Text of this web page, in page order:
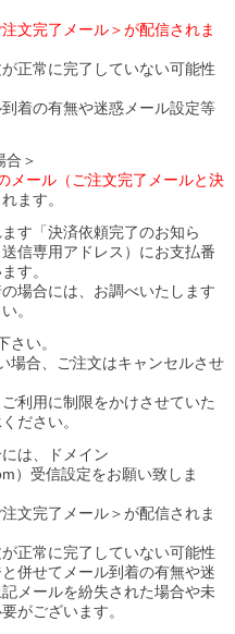
文完了メール＞が配信されま
正常に完了していない可能性
着の有無や迷惑メール設定等
合＞
メール（ご注文完了メールと決
ます。
す「決済依頼完了のお知ら
信専用アドレス）にお支払番
す。
場合には、お調べいたします
。
い。
場合、ご注文はキャンセルさせ
利用に制限をかけさせていた
ださい。
は、ドメイン
）受信設定をお願い致しま
文完了メール＞が配信されま
正常に完了していない可能性
併せてメール到着の有無や迷
記メールを紛失された場合や未
がございます。